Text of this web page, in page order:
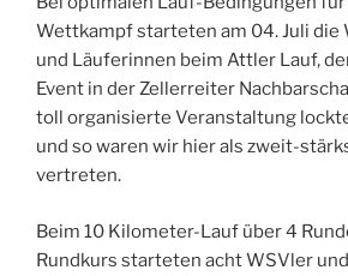
Wettkampf starteten am 04. Juli die
und Läuferinnen beim Attler Lauf,
Event in der Zellerreiter
toll organisierte Veranstaltung
und so waren wir hier als zweit-
vertreten.
Beim 10 Kilometer-Lauf über 4
Rundkurs starteten acht WSVler